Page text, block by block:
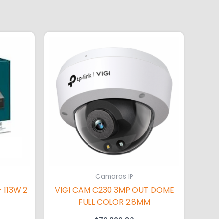
2
Camaras IP
VIGI CAM C230 3MP OUT DOME
FULL COLOR 2.8MM